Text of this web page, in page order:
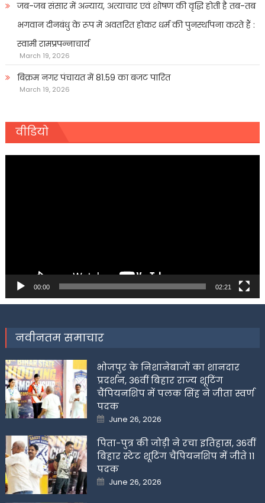
जब-जब संसार में अन्याय, अत्याचार एवं शोषण की वृद्धि होती है तब-तब
भगवान दीनबंधु के रूप में अवतरित होकर धर्म की पुनर्स्थापना करते हैं :
स्वामी रामप्रपन्नाचार्य
March 19, 2026
बिक्रम नगर पंचायत में 81.59 का बजट पारित
March 19, 2026
वीडियो
00:00 02:21
नवीनतम समाचार
भोजपुर के निशानेबाजों का शानदार
प्रदर्शन, 36वीं बिहार राज्य शूटिंग
चैंपियनशिप में पलक सिंह ने जीता स्वर्ण
पदक
Posted
on
June 26, 2026
पिता-पुत्र की जोड़ी ने रचा इतिहास, 36वीं
बिहार स्टेट शूटिंग चैंपियनशिप में जीते 11
पदक
Posted
on
June 26, 2026